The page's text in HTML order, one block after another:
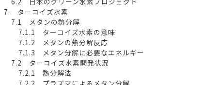
7. ターコイズ水素
7.1 メタンの熱分解
7.1.1 ターコイズ水素の意味
7.1.2 メタンの熱分解反応
7.1.3 メタン分解に必要なエネルギー
7.2 ターコイズ水素開発状況
7.2.1 熱分解法